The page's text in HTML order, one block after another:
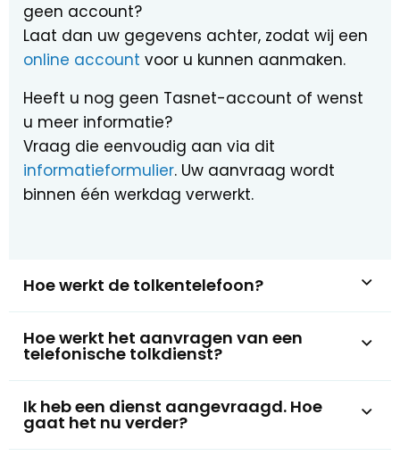
geen account?
Laat dan uw gegevens achter, zodat wij een
online account voor u kunnen aanmaken.
Heeft u nog geen Tasnet-account of wenst
u meer informatie?
Vraag die eenvoudig aan via dit
informatieformulier. Uw aanvraag wordt
binnen één werkdag verwerkt.
Hoe werkt de tolkentelefoon?
Hoe werkt het aanvragen van een
telefonische tolkdienst?
Ik heb een dienst aangevraagd. Hoe
gaat het nu verder?